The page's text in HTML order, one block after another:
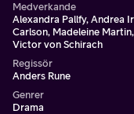
Medverkande
Alexandra Pallfy, Andrea
Carlson, Madeleine
Victor von Schirach
Regissör
Anders Rune
Genrer
Drama